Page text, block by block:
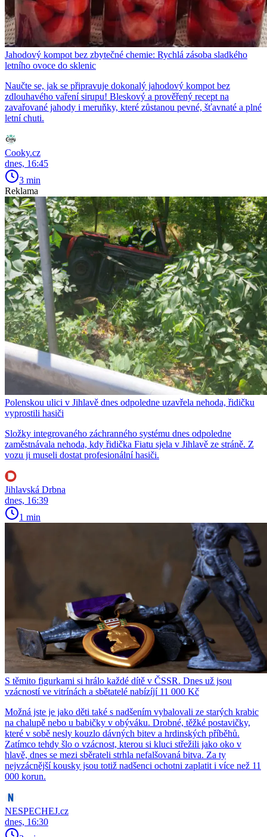
Jahodový kompot bez zbytečné chemie: Rychlá zásoba sladkého
letního ovoce do sklenic
Naučte se, jak se připravuje dokonalý jahodový kompot bez
zdlouhavého vaření sirupu! Bleskový a prověřený recept na
zavařované jahody i meruňky, které zůstanou pevné, šťavnaté a plné
letní chuti.
Cooky.cz
dnes, 16:45
3 min
Reklama
Polenskou ulici v Jihlavě dnes odpoledne uzavřela nehoda, řidičku
vyprostili hasiči
Složky integrovaného záchranného systému dnes odpoledne
zaměstnávala nehoda, kdy řidička Fiatu sjela v Jihlavě ze stráně. Z
vozu ji museli dostat profesionální hasiči.
Jihlavská Drbna
dnes, 16:39
1 min
S těmito figurkami si hrálo každé dítě v ČSSR. Dnes už jsou
vzácností ve vitrínách a sbětatelé nabízíjí 11 000 Kč
Možná jste je jako děti také s nadšením vybalovali ze starých krabic
na chalupě nebo u babičky v obýváku. Drobné, těžké postavičky,
které v sobě nesly kouzlo dávných bitev a hrdinských příběhů.
Zatímco tehdy šlo o vzácnost, kterou si kluci střežili jako oko v
hlavě, dnes se mezi sběrateli strhla nefalšovaná bitva. Za ty
nejvzácnější kousky jsou totiž nadšenci ochotni zaplatit i více než 11
000 korun.
NESPECHEJ.cz
dnes, 16:30